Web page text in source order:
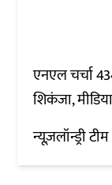
एनएल चर्चा
शिकंजा,
न्यूज़लॉन्ड्री टीम